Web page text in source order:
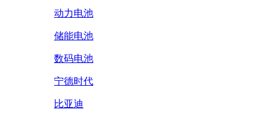
动力电池
储能电池
数码电池
宁德时代
比亚迪